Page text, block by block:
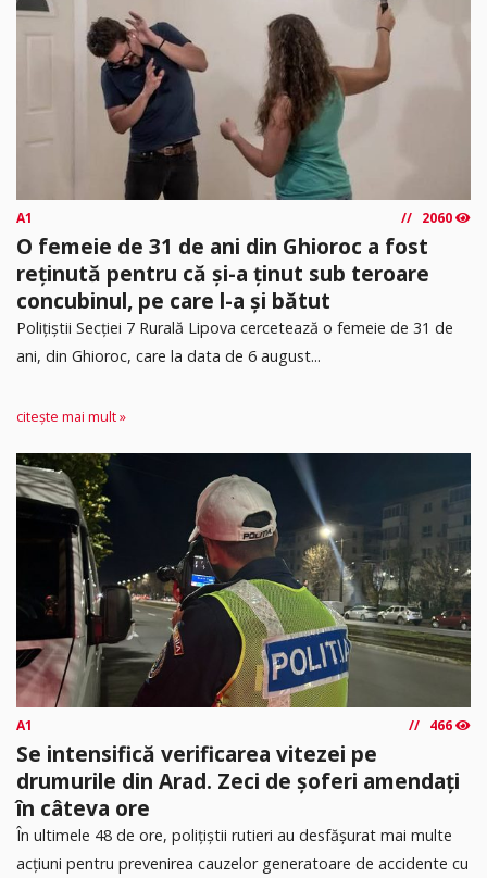
A1 2060
O femeie de 31 de ani din Ghioroc a fost
reținută pentru că și-a ținut sub teroare
concubinul, pe care l-a și bătut
​Polițiștii Secției 7 Rurală Lipova cercetează o femeie de 31 de
ani, din Ghioroc, care la data de 6 august...
citește mai mult »
A1 466
Se intensifică verificarea vitezei pe
drumurile din Arad. Zeci de șoferi amendați
în câteva ore
În ultimele 48 de ore, polițiștii rutieri au desfășurat mai multe
acțiuni pentru prevenirea cauzelor generatoare de accidente cu